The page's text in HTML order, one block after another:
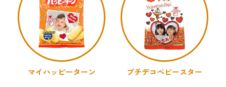
マイハッピーターン プチデコベビースター